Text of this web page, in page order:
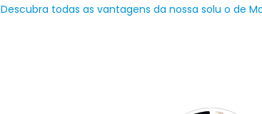
Descubra todas as vantagens da nossa solu o de